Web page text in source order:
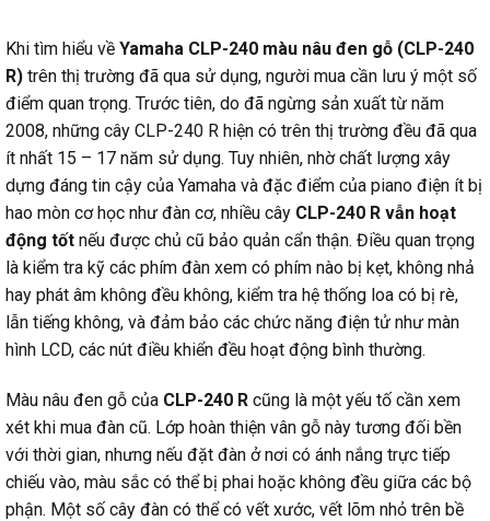
Khi tìm hiểu về Yamaha CLP-240 màu nâu đen gỗ (CLP-240
R) trên thị trường đã qua sử dụng, người mua cần lưu ý một số
điểm quan trọng. Trước tiên, do đã ngừng sản xuất từ năm
2008, những cây CLP-240 R hiện có trên thị trường đều đã qua
ít nhất 15 – 17 năm sử dụng. Tuy nhiên, nhờ chất lượng xây
dựng đáng tin cậy của Yamaha và đặc điểm của piano điện ít bị
hao mòn cơ học như đàn cơ, nhiều cây CLP-240 R vẫn hoạt
động tốt nếu được chủ cũ bảo quản cẩn thận. Điều quan trọng
là kiểm tra kỹ các phím đàn xem có phím nào bị kẹt, không nhả
hay phát âm không đều không, kiểm tra hệ thống loa có bị rè,
lẫn tiếng không, và đảm bảo các chức năng điện tử như màn
hình LCD, các nút điều khiển đều hoạt động bình thường.
Màu nâu đen gỗ của CLP-240 R cũng là một yếu tố cần xem
xét khi mua đàn cũ. Lớp hoàn thiện vân gỗ này tương đối bền
với thời gian, nhưng nếu đặt đàn ở nơi có ánh nắng trực tiếp
chiếu vào, màu sắc có thể bị phai hoặc không đều giữa các bộ
phận. Một số cây đàn có thể có vết xước, vết lõm nhỏ trên bề